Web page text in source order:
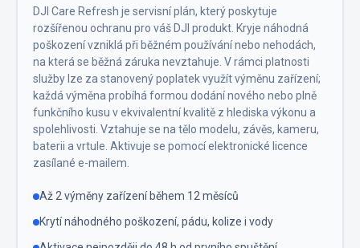
DJI Care Refresh je servisní plán, který poskytuje
rozšířenou ochranu pro váš DJI produkt. Kryje náhodná
poškození vzniklá při běžném používání nebo nehodách,
na která se běžná záruka nevztahuje. V rámci platnosti
služby lze za stanovený poplatek využít výměnu zařízení;
každá výměna probíhá formou dodání nového nebo plně
funkčního kusu v ekvivalentní kvalitě z hlediska výkonu a
spolehlivosti. Vztahuje se na tělo modelu, závěs, kameru,
baterii a vrtule. Aktivuje se pomocí elektronické licence
zasílané e-mailem.
Až 2 výměny zařízení během 12 měsíců
Krytí náhodného poškození, pádu, kolize i vody